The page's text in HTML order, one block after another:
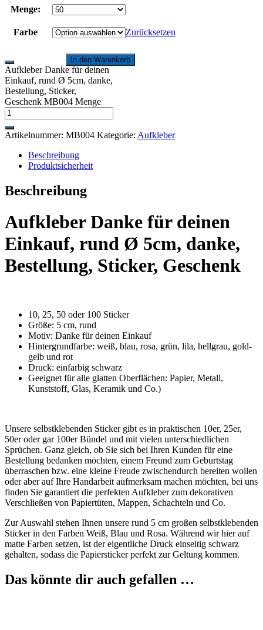
Menge:
Farbe Zurücksetzen
Aufkleber Danke für deinen
Einkauf, rund Ø 5cm, danke,
Bestellung, Sticker,
Geschenk MB004 Menge
In den Warenkorb
Artikelnummer: MB004 Kategorie: Aufkleber
Beschreibung
Produktsicherheit
Beschreibung
Aufkleber Danke für deinen
Einkauf, rund Ø 5cm, danke,
Bestellung, Sticker, Geschenk
10, 25, 50 oder 100 Sticker
Größe: 5 cm, rund
Motiv: Danke für deinen Einkauf
Hintergrundfarbe: weiß, blau, rosa, grün, lila, hellgrau, gold-
gelb und rot
Druck: einfarbig schwarz
Geeignet für alle glatten Oberflächen: Papier, Metall,
Kunststoff, Glas, Keramik und Co.)
Unsere selbstklebenden Sticker gibt es in praktischen 10er, 25er,
50er oder gar 100er Bündel und mit vielen unterschiedlichen
Sprüchen. Ganz gleich, ob Sie sich bei Ihren Kunden für eine
Bestellung bedanken möchten, einem Freund zum Geburtstag
überraschen bzw. eine kleine Freude zwischendurch bereiten wollen
oder aber auf Ihre Handarbeit aufmerksam machen möchten, bei uns
finden Sie garantiert die perfekten Aufkleber zum dekorativen
Verschließen von Papiertüten, Mappen, Schachteln und Co.
Zur Auswahl stehen Ihnen unsere rund 5 cm großen selbstklebenden
Sticker in den Farben Weiß, Blau und Rosa. Während wir hier auf
matte Farben setzen, ist der eigentliche Druck einseitig schwarz
gehalten, sodass die Papiersticker perfekt zur Geltung kommen.
Das könnte dir auch gefallen …